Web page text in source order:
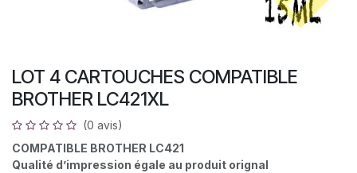
LOT 4 CARTOUCHES COMPATIBLE
BROTHER LC421XL
(0 avis)
COMPATIBLE BROTHER LC421
Qualité d’impression égale au produit orignal